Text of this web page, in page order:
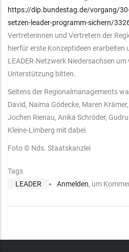
https://dip.bundestag.de/vorgang/
setzen-leader-programm-sichern/
Vertreterinnen und Vertretern der
hierfür erste Konzeptideen erarbeiten
LEADER-Netzwerk Niedersachsen
Unterstützung bitten.
Seitens der Regionalmanagements
David, Naima Gödecke, Maren
Jochen Rienau, Anika Schröder,
Kleine-Limberg mit dabei.
Foto © Nds. Staatskanzlei
Tags
LEADER
Anmelden, um